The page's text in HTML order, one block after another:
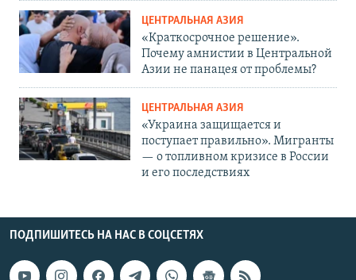
ЦЕНТРАЛЬНАЯ АЗИЯ
«Краткосрочное решение».
Почему амнистии в Центральной
Азии не панацея от проблемы?
ЦЕНТРАЛЬНАЯ АЗИЯ
«Украина защищается и
поступает правильно». Мигранты
— о топливном кризисе в России
и его последствиях
ПОДПИШИТЕСЬ НА НАС В СОЦСЕТЯХ